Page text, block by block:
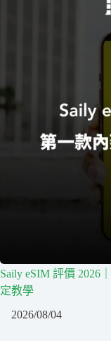
Saily eSIM 評價 2026
定教學
2026/08/04